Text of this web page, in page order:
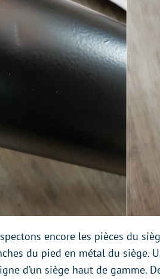
encore les pièces du
du pied en métal du siège.
d’un siège haut de gamme.